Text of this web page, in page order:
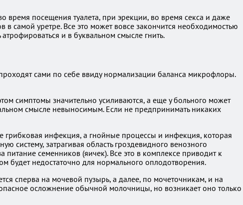
время посещения туалета, при эрекции, во время секса и даже
самой уретре. Все это может вовсе закончится необходимостью
и в буквальном смысле гнить.
сами по себе ввиду нормализации баланса микрофлоры.
симптомы значительно усиливаются, а еще у больного может
смысле невыносимым. Если не предпринимать никаких
грибковая инфекция, а гнойные процессы и инфекция, которая
систему, затрагивая область гроздевидного венозного
питание семенников (яичек). Все это в комплексе приводит к
будет недостаточно для нормального оплодотворения.
сперва на мочевой пузырь, а далее, по мочеточникам, и на
осложнение обычной молочницы, но возникает оно только